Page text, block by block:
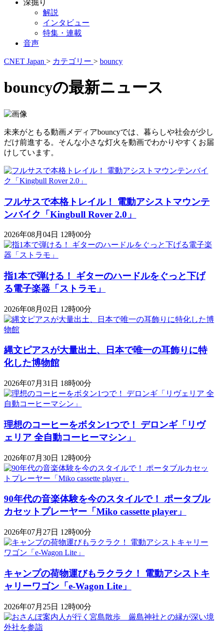
深掘り
解説
インタビュー
特集・連載
音声
CNET Japan > カテゴリー > bouncy
bouncyの最新ニュース
未来がともる動画メディアbouncyでは、暮らしや社会が少し
だけ前進する。そんな小さな灯火を動画でわかりやすくお届
けしています。
フルサスで本格トレイル！ 電動アシストマウンテ
ンバイク「Kingbull Rover 2.0」
2026年08月04日 12時00分
指1本で弾ける！ ギターのハードルをぐっと下げ
る電子楽器「ストラモ」
2026年08月02日 12時00分
縄文ピアスが大量出土、日本で唯一の耳飾りに特
化した博物館
2026年07月31日 18時00分
理想のコーヒーをボタン1つで！ デロンギ「リヴ
ェリア 全自動コーヒーマシン」
2026年07月30日 12時00分
90年代の音楽体験を今のスタイルで！ ポータブル
カセットプレーヤー「Miko cassette player」
2026年07月27日 12時00分
キャンプの荷物運びもラクラク！ 電動アシストキ
ャリーワゴン「​​e-Wagon Lite」
2026年07月25日 12時00分